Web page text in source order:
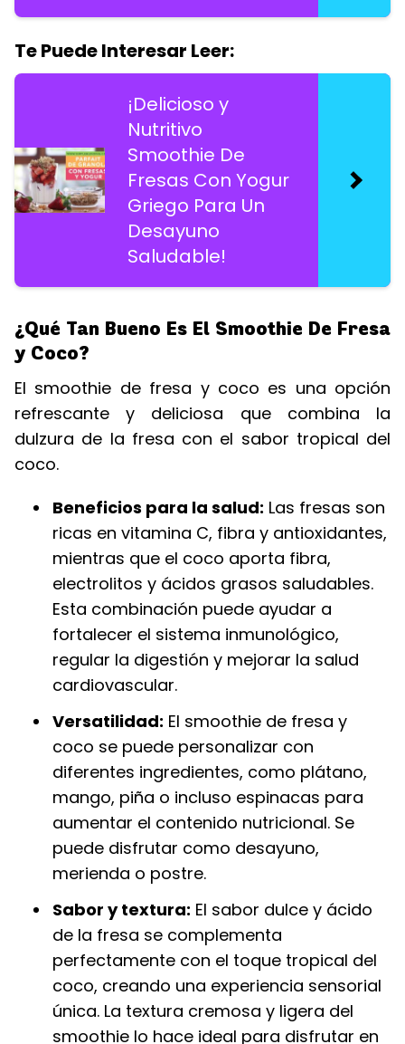
Te Puede Interesar Leer:
¡Delicioso y
Nutritivo
Smoothie De
Fresas Con Yogur
Griego Para Un
Desayuno
Saludable!
¿Qué Tan Bueno Es El Smoothie De Fresa
y Coco?
El smoothie de fresa y coco es una opción
refrescante y deliciosa que combina la
dulzura de la fresa con el sabor tropical del
coco.
Beneficios para la salud: Las fresas son
ricas en vitamina C, fibra y antioxidantes,
mientras que el coco aporta fibra,
electrolitos y ácidos grasos saludables.
Esta combinación puede ayudar a
fortalecer el sistema inmunológico,
regular la digestión y mejorar la salud
cardiovascular.
Versatilidad: El smoothie de fresa y
coco se puede personalizar con
diferentes ingredientes, como plátano,
mango, piña o incluso espinacas para
aumentar el contenido nutricional. Se
puede disfrutar como desayuno,
merienda o postre.
Sabor y textura: El sabor dulce y ácido
de la fresa se complementa
perfectamente con el toque tropical del
coco, creando una experiencia sensorial
única. La textura cremosa y ligera del
smoothie lo hace ideal para disfrutar en